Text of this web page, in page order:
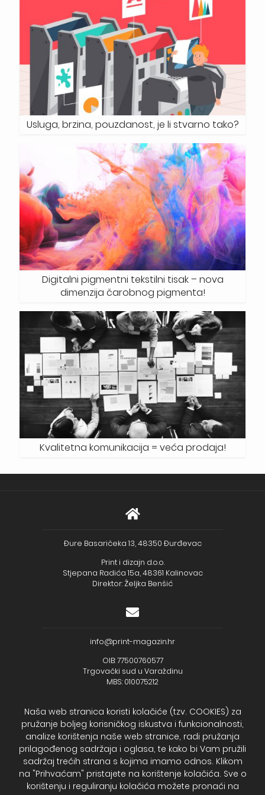
Usluga, brzina, pouzdanost, je li stvarno tako?
Digitalni pigmentni tekstilni tisak – nova
dimenzija čarobnog pigmenta!
Kvalitetna komunikacija = veća prodaja!
Đure Basaričeka 13, 48350 Đurđevac
Print i dizajn d.o.o.
Stjepana Radića 15a, 48361 Kalinovac
Direktor: Željka Benšić
info@print-magazin.hr
OIB: 77500760577
Trgovački sud u Varaždinu
MBS: 010075212
+385 (48) 733 111
Zagrebačka banka d.d.
IBAN - HR2723600001102099043
Temeljni kapital: 330.000,00kn uplaćen u cijelosti
Naša web stranica koristi kolačiće (tzv. COOKIES) za
pružanje boljeg korisničkog iskustva i funkcionalnosti,
analize korištenja naše web stranice, radi pružanja
prilagođenog sadržaja i oglasa, te kako bi Vam pružili
sadržaj trećih strana s kojima imamo odnos. Klikom
na "Prihvaćam" pristajete na korištenje kolačića. Sve o
korištenju i reguliranju kolačića možete pronaći na